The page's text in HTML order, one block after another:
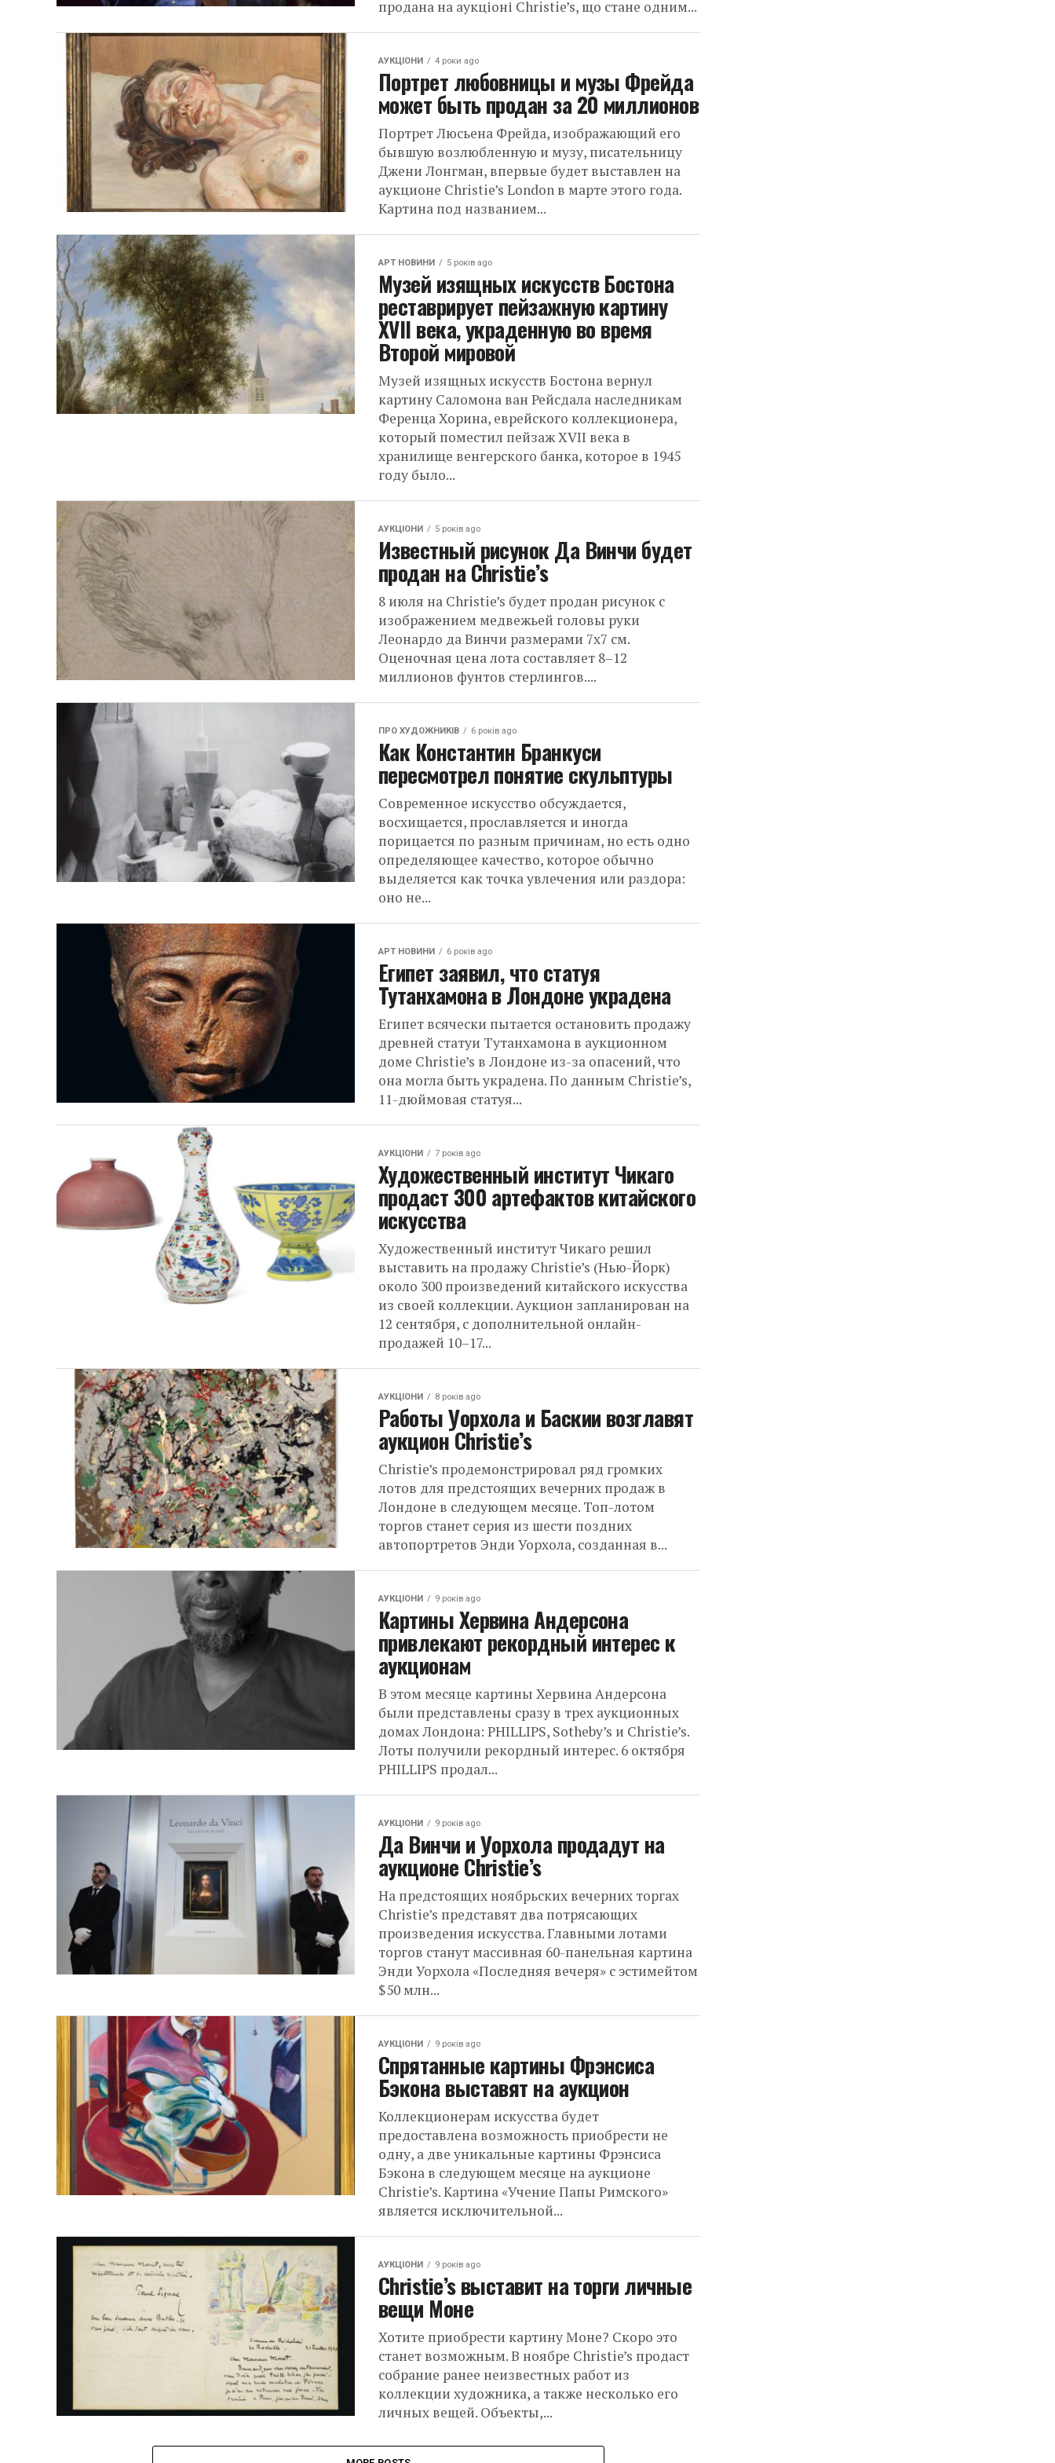
продана на аукціоні Christie’s, що стане одним...
АУКЦІОНИ 4 роки ago
Портрет любовницы и музы Фрейда
может быть продан за 20 миллионов
Портрет Люсьена Фрейда, изображающий его
бывшую возлюбленную и музу, писательницу
Джени Лонгман, впервые будет выставлен на
аукционе Christie’s London в марте этого года.
Картина под названием...
АРТ НОВИНИ 5 років ago
Музей изящных искусств Бостона
реставрирует пейзажную картину
XVII века, украденную во время
Второй мировой
Музей изящных искусств Бостона вернул
картину Саломона ван Рейсдала наследникам
Ференца Хорина, еврейского коллекционера,
который поместил пейзаж XVII века в
хранилище венгерского банка, которое в 1945
году было...
АУКЦІОНИ 5 років ago
Известный рисунок Да Винчи будет
продан на Christie’s
8 июля на Christie’s будет продан рисунок с
изображением медвежьей головы руки
Леонардо да Винчи размерами 7х7 см.
Оценочная цена лота составляет 8–12
миллионов фунтов стерлингов....
ПРО ХУДОЖНИКІВ 6 років ago
Как Константин Бранкуси
пересмотрел понятие скульптуры
Современное искусство обсуждается,
восхищается, прославляется и иногда
порицается по разным причинам, но есть одно
определяющее качество, которое обычно
выделяется как точка увлечения или раздора:
оно не...
АРТ НОВИНИ 6 років ago
Египет заявил, что статуя
Тутанхамона в Лондоне украдена
Египет всячески пытается остановить продажу
древней статуи Тутанхамона в аукционном
доме Christie’s в Лондоне из-за опасений, что
она могла быть украдена. По данным Christie’s,
11-дюймовая статуя...
АУКЦІОНИ 7 років ago
Художественный институт Чикаго
продаст 300 артефактов китайского
искусства
Художественный институт Чикаго решил
выставить на продажу Christie’s (Нью-Йорк)
около 300 произведений китайского искусства
из своей коллекции. Аукцион запланирован на
12 сентября, с дополнительной онлайн-
продажей 10–17...
АУКЦІОНИ 8 років ago
Работы Уорхола и Баскии возглавят
аукцион Christie’s
Christie’s продемонстрировал ряд громких
лотов для предстоящих вечерних продаж в
Лондоне в следующем месяце. Топ-лотом
торгов станет серия из шести поздних
автопортретов Энди Уорхола, созданная в...
АУКЦІОНИ 9 років ago
Картины Хервина Андерсона
привлекают рекордный интерес к
аукционам
В этом месяце картины Хервина Андерсона
были представлены сразу в трех аукционных
домах Лондона: PHILLIPS, Sotheby’s и Christie’s.
Лоты получили рекордный интерес. 6 октября
PHILLIPS продал...
АУКЦІОНИ 9 років ago
Да Винчи и Уорхола продадут на
аукционе Christie’s
На предстоящих ноябрьских вечерних торгах
Christie’s представят два потрясающих
произведения искусства. Главными лотами
торгов станут массивная 60-панельная картина
Энди Уорхола «Последняя вечеря» с эстимейтом
$50 млн...
АУКЦІОНИ 9 років ago
Спрятанные картины Фрэнсиса
Бэкона выставят на аукцион
Коллекционерам искусства будет
предоставлена ​​возможность приобрести не
одну, а две уникальные картины Фрэнсиса
Бэкона в следующем месяце на аукционе
Christie’s. Картина «Учение Папы Римского»
является исключительной...
АУКЦІОНИ 9 років ago
Christie’s выставит на торги личные
вещи Моне
Хотите приобрести картину Моне? Скоро это
станет возможным. В ноябре Christie’s продаст
собрание ранее неизвестных работ из
коллекции художника, а также несколько его
личных вещей. Объекты,...